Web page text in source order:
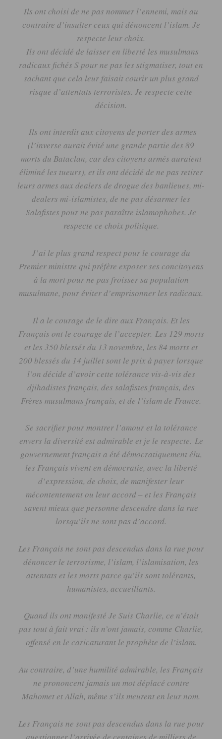
Ils ont choisi de ne pas nommer l’ennemi, mais au
contraire d’insulter ceux qui dénoncent l’islam. Je
respecte leur choix.
Ils ont décidé de laisser en liberté les musulmans
radicaux fichés Spour ne pas les stigmatiser, tout en
sachant que cela leur faisait courir un plus grand
risque d’attentats terroristes. Je respecte cette
décision.
Ils ont interdit aux citoyens de porter des armes
(l’inverse aurait évité une grande partie des 89
morts du Bataclan, car des citoyens armés auraient
éliminé les tueurs), et ils ont décidé de ne pas retirer
leurs armes aux dealers de drogue des banlieues, mi-
dealers mi-islamistes, de ne pas désarmer les
Salafistes pour ne pas paraître islamophobes. Je
respecte ce choix politique.
J’ai le plus grand respect pour le courage du
Premier ministre qui préfère exposer ses concitoyens
à la mort pour ne pas froisser sa population
musulmane, pour éviter d’emprisonner les radicaux.
Il a le courage de le dire aux Français. Et les
Français ont le courage de l’accepter. Les 129 morts
et les 350 blessés du 13 novembre, les 84 morts et
200 blessés du 14 juillet sont le prix à payer lorsque
l’on décide d’avoir cette tolérance vis-à-vis des
djihadistes français, des salafistes français, des
Frères musulmans français, et de l’islam de France.
Se sacrifier pour montrer l’amour et la tolérance
envers la diversité est admirable et je le respecte. Le
gouvernement français a été démocratiquement élu,
les Français vivent en démocratie, avec la liberté
d’expression, de choix, de manifester leur
mécontentement ou leur accord – et les Français
savent mieux que personne descendre dans la rue
lorsqu’ils ne sont pas d’accord.
Les Français ne sont pas descendus dans la rue pour
dénoncer le terrorisme, l’islam, l’islamisation, les
attentats et les morts parce qu’ils sont tolérants,
humanistes, accueillants.
Quand ils ont manifesté Je Suis Charlie, ce n’était
pas tout à fait vrai : ils n’ont jamais, comme Charlie,
offensé en le caricaturant le prophète de l’islam.
Au contraire, d’une humilité admirable, les Français
ne prononcent jamais un mot déplacé contre
Mahomet et Allah, même s’ils meurent en leur nom.
Les Français ne sont pas descendus dans la rue pour
questionner l’arrivée de centaines de milliers de